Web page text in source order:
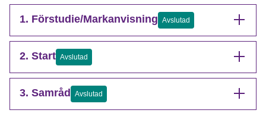
1. Förstudie/Markanvisning Avslutad
2. Start Avslutad
3. Samråd Avslutad